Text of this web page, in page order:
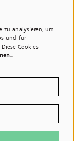
1860 Meise
zu analysieren, um
und für
Cookies